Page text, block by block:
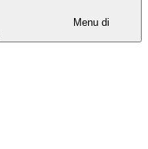
Menu di